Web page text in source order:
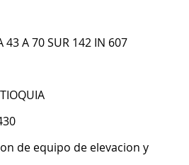
43 A 70 SUR 142 IN 607
de equipo de elevacion y